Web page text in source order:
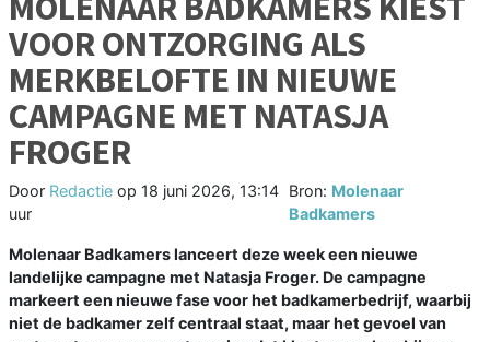
VOOR ONTZORGING ALS
MERKBELOFTE IN NIEUWE
CAMPAGNE MET NATASJA
FROGER
Door Redactie op 18 juni 2026, 13:14
uur
Bron: Molenaar
Badkamers
Molenaar Badkamers lanceert deze week een nieuwe
landelijke campagne met Natasja Froger. De campagne
markeert een nieuwe fase voor het badkamerbedrijf, waarbij
niet de badkamer zelf centraal staat, maar het gevoel van